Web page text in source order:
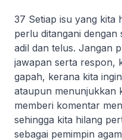
37 Setiap isu yang kita
perlu ditangani dengan
adil dan telus. Jangan
jawapan serta respon,
gapah, kerana kita
ataupun menunjukkan
memberi komentar
sehingga kita hilang
sebagai pemimpin